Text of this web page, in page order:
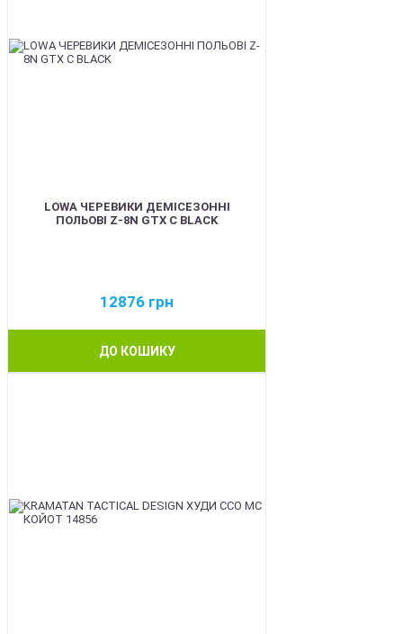
LOWA ЧЕРЕВИКИ ДЕМІСЕЗОННІ
ПОЛЬОВІ Z-8N GTX C BLACK
12876 грн
ДО КОШИКУ